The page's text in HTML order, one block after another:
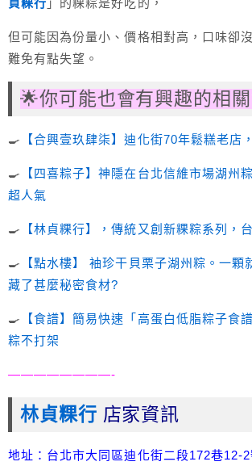
貞粿行 」的粿粽是好吃的，
但可能因為份量小、價格相對高，口味卻
難免有點失望。
🌟你可能也會有興趣的相
🍳 【合興壹玖肆柒】迪化街70年鬆糕老店
🍳
【四喜粽子】神隱在台北信維市場湖州
超人氣
🍳 【林貞粿行】，傳統又創新粿粽系列，
🍳
【點水樓】 袖珍干貝栗子湖州粽。一顆
藏了甚麼秘密食材?
🍳
【食譜】簡易快速「高蛋白低脂粽子食
粽不打架
————————-
林貞粿行 店家資訊
地址：台北市大同區迪化街二段172巷12-